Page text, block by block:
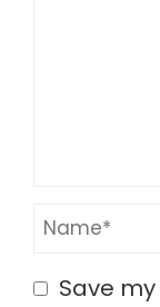
Save